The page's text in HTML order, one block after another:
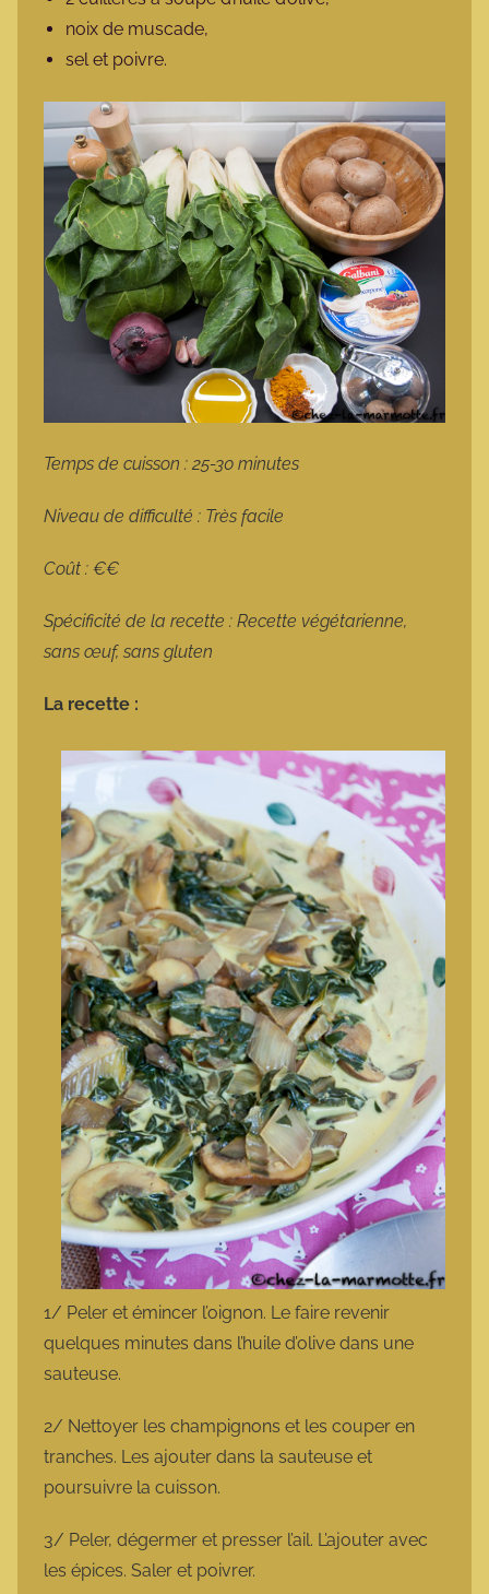
noix de muscade,
sel et poivre.
Temps de cuisson : 25-30 minutes
Niveau de difficulté : Très facile
Coût : €€
Spécificité de la recette : Recette végétarienne,
sans œuf, sans gluten
La recette :
1/ Peler et émincer l’oignon. Le faire revenir
quelques minutes dans l’huile d’olive dans une
sauteuse.
2/ Nettoyer les champignons et les couper en
tranches. Les ajouter dans la sauteuse et
poursuivre la cuisson.
3/ Peler, dégermer et presser l’ail. L’ajouter avec
les épices. Saler et poivrer.